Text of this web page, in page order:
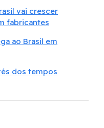
vai crescer
fabricantes
ao Brasil em
dos tempos